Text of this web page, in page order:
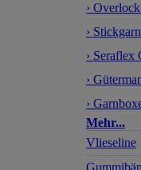
›
› Stickgarn
› Seraflex
›
›
Mehr...
Vlieseline